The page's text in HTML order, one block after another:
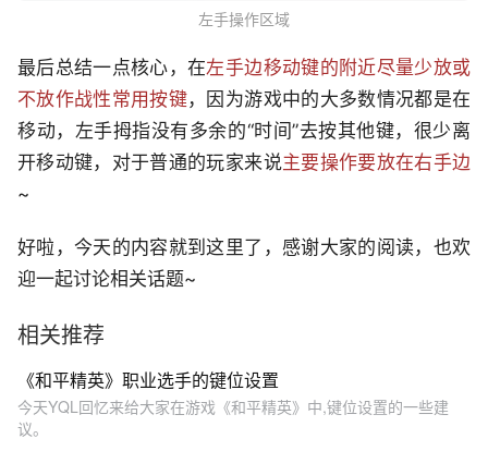
左手操作区域
最后总结一点核心，在左手边移动键的附近尽量少放或
不放作战性常用按键，因为游戏中的大多数情况都是在
移动，左手拇指没有多余的“时间”去按其他键，很少离
开移动键，对于普通的玩家来说主要操作要放在右手边
~
好啦，今天的内容就到这里了，感谢大家的阅读，也欢
迎一起讨论相关话题~
相关推荐
《和平精英》职业选手的键位设置
今天YQL回忆来给大家在游戏《和平精英》中,键位设置的一些建
议。